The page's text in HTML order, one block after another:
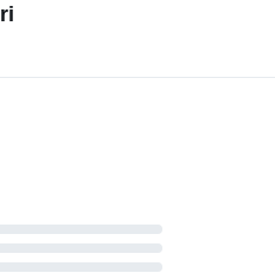
təhlükəsizdir. Dartma oyunları